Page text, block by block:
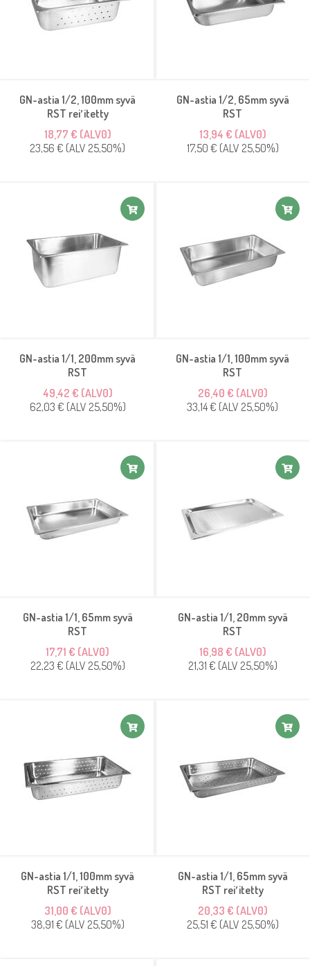
GN-astia 1/2, 100mm syvä
RST rei′itetty
18,77 € (ALV0)
23,56 € (ALV 25,50%)
GN-astia 1/2, 65mm syvä
RST
13,94 € (ALV0)
17,50 € (ALV 25,50%)
GN-astia 1/1, 200mm syvä
RST
49,42 € (ALV0)
62,03 € (ALV 25,50%)
GN-astia 1/1, 100mm syvä
RST
26,40 € (ALV0)
33,14 € (ALV 25,50%)
GN-astia 1/1, 65mm syvä
RST
17,71 € (ALV0)
22,23 € (ALV 25,50%)
GN-astia 1/1, 20mm syvä
RST
16,98 € (ALV0)
21,31 € (ALV 25,50%)
GN-astia 1/1, 100mm syvä
RST rei′itetty
31,00 € (ALV0)
38,91 € (ALV 25,50%)
GN-astia 1/1, 65mm syvä
RST rei′itetty
20,33 € (ALV0)
25,51 € (ALV 25,50%)